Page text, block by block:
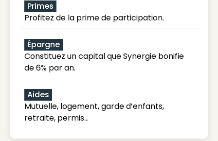
Primes
Profitez de la prime de participation.
Épargne
Constituez un capital que Synergie bonifie
de 6% par an.
Aides
Mutuelle, logement, garde d’enfants,
retraite, permis…